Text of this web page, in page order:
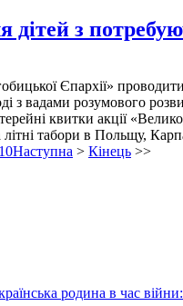
дітей з
Єпархії»
з вадами розумового
квитки акції
табори в Польщу,
Наступна > Кінець >>
родина в час